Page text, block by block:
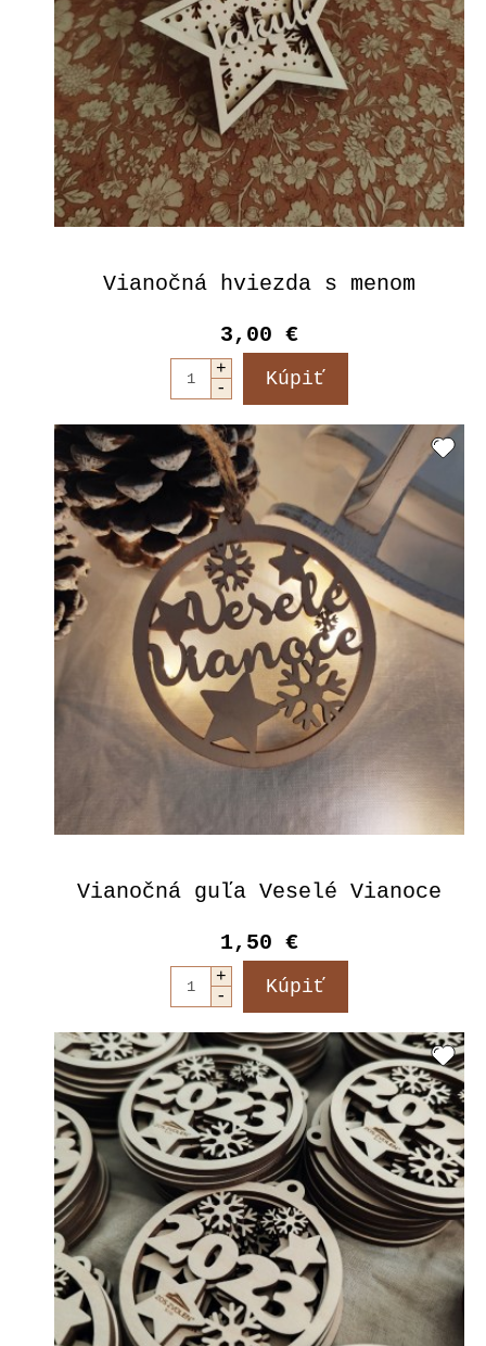
Vianočná hviezda s menom
3,00 €
Vianočná guľa Veselé Vianoce
1,50 €